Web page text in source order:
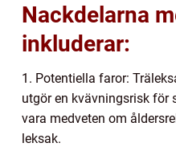
Nackdelarna
inkluderar:
1. Potentiella faror:
utgör en kvävningsrisk för
vara medveten om
leksak.